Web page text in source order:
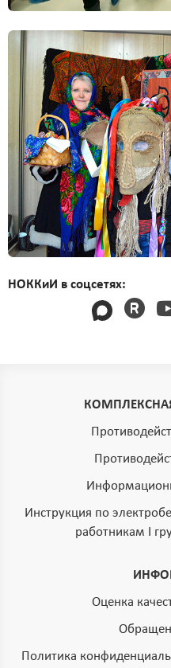
НОККиИ в соцсетях:
Инструкция по
работникам I
Оценка
Политика